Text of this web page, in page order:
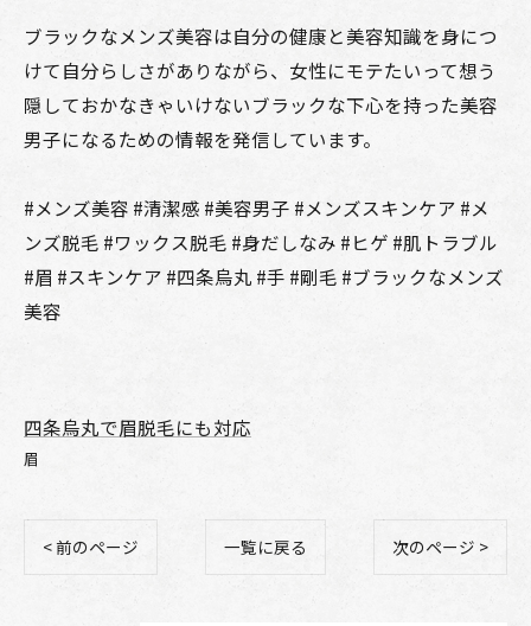
ブラックなメンズ美容は自分の健康と美容知識を身につ
けて自分らしさがありながら、女性にモテたいって想う
隠しておかなきゃいけないブラックな下心を持った美容
男子になるための情報を発信しています。
#メンズ美容 #清潔感 #美容男子 #メンズスキンケア #メ
ンズ脱毛 #ワックス脱毛 #身だしなみ #ヒゲ #肌トラブル
#眉 #スキンケア #四条烏丸 #手 #剛毛 #ブラックなメンズ
美容
四条烏丸で眉脱毛にも対応
眉
< 前のページ 一覧に戻る 次のページ >